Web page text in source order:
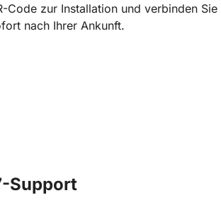
Code zur Installation und verbinden Sie
nach Ihrer Ankunft.
Support